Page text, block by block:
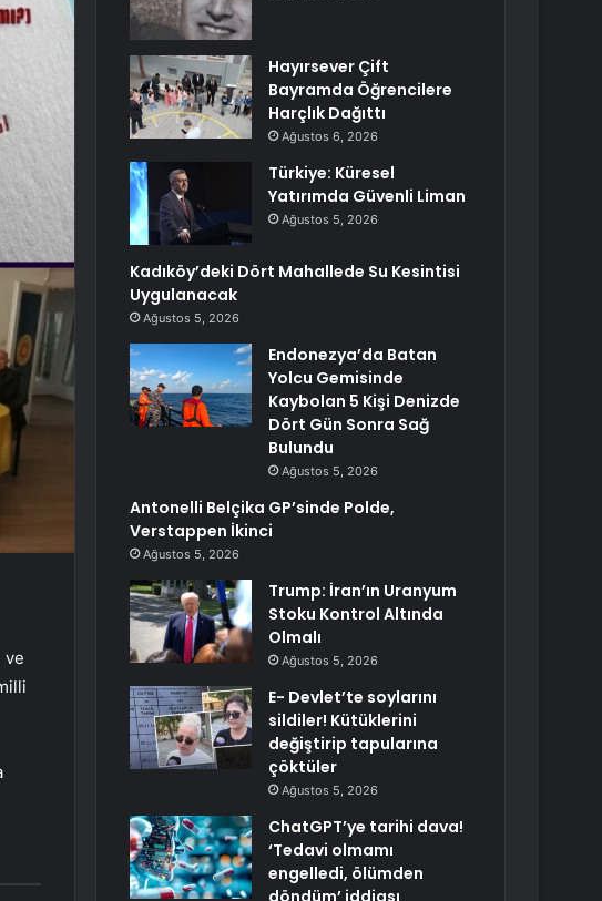
ve
Hayırsever Çift
Bayramda Öğrencilere
Harçlık Dağıttı
Ağustos 6, 2026
Türkiye: Küresel
Yatırımda Güvenli Liman
Ağustos 5, 2026
Kadıköy’deki Dört Mahallede Su Kesintisi
Uygulanacak
Ağustos 5, 2026
Endonezya’da Batan
Yolcu Gemisinde
Kaybolan 5 Kişi Denizde
Dört Gün Sonra Sağ
Bulundu
Ağustos 5, 2026
Antonelli Belçika GP’sinde Polde,
Verstappen İkinci
Ağustos 5, 2026
Trump: İran’ın Uranyum
Stoku Kontrol Altında
Olmalı
Ağustos 5, 2026
E- Devlet’te soylarını
sildiler! Kütüklerini
değiştirip tapularına
çöktüler
Ağustos 5, 2026
ChatGPT’ye tarihi dava!
‘Tedavi olmamı
engelledi, ölümden
döndüm’ iddiası